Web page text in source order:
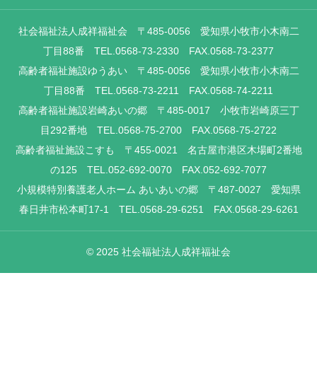
社会福祉法人成祥福祉会 〒485-0056 愛知県小牧市小木南二
丁目88番 TEL.0568-73-2330 FAX.0568-73-2377
高齢者福祉施設ゆうあい 〒485-0056 愛知県小牧市小木南二
丁目88番 TEL.0568-73-2211 FAX.0568-74-2211
高齢者福祉施設岩崎あいの郷 〒485-0017 小牧市岩崎原三丁
目292番地 TEL.0568-75-2700 FAX.0568-75-2722
高齢者福祉施設こすも 〒455-0021 名古屋市港区木場町2番地
の125 TEL.052-692-0070 FAX.052-692-7077
小規模特別養護老人ホーム あいあいの郷 〒487-0027 愛知県
春日井市松本町17-1 TEL.0568-29-6251 FAX.0568-29-6261
© 2025 社会福祉法人成祥福祉会